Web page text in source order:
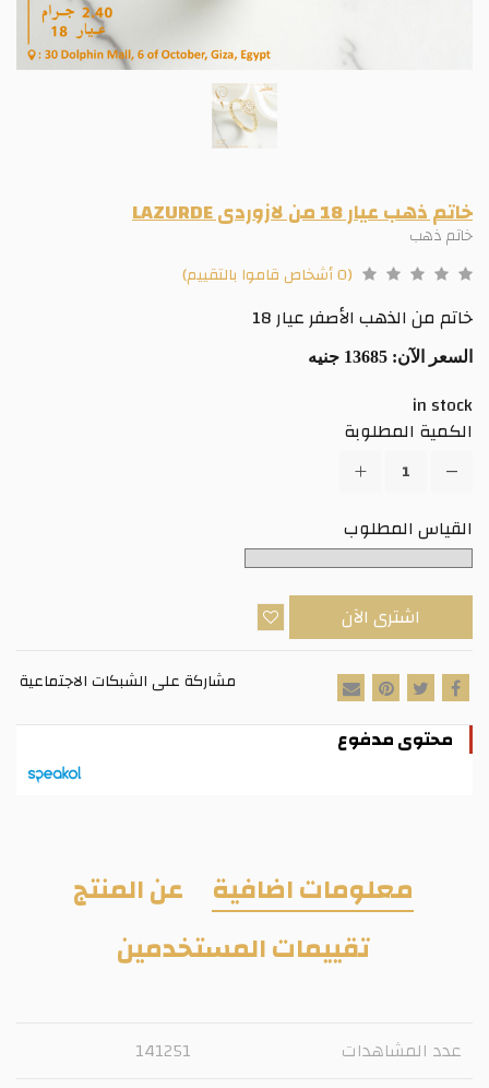
خاتم ذهب عيار 18 من لازوردى LAZURDE
خاتم ذهب
(0 أشخاص قاموا بالتقييم)
خاتم من الذهب الأصفر عيار 18
السعر الآن:
in stock
الكمية المطلوبة
القياس المطلوب
اشترى الآن
مشاركة على الشبكات الاجتماعية
محتوى مدفوع
معلومات اضافية
عن المنتج
تقييمات المستخدمين
عدد المشاهدات
141251